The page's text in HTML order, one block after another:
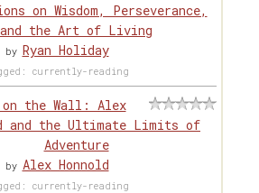
on Wisdom, Perseverance,
and the Art of Living
by Ryan Holiday
currently-reading
on the Wall: Alex
and the Ultimate Limits of
Adventure
by Alex Honnold
currently-reading